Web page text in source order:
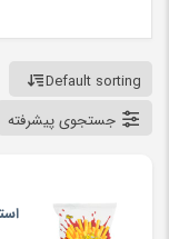
Default sorting
جستجوی پیشرفته